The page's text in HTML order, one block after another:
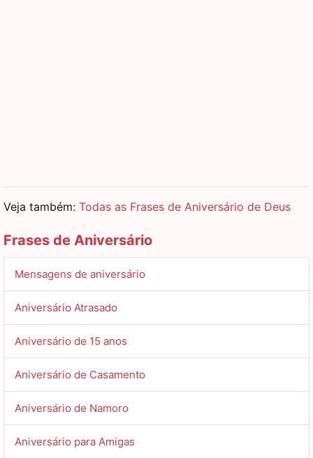
Veja também: Todas as Frases de Aniversário de Deus
Frases de Aniversário
Mensagens de aniversário
Aniversário Atrasado
Aniversário de 15 anos
Aniversário de Casamento
Aniversário de Namoro
Aniversário para Amigas